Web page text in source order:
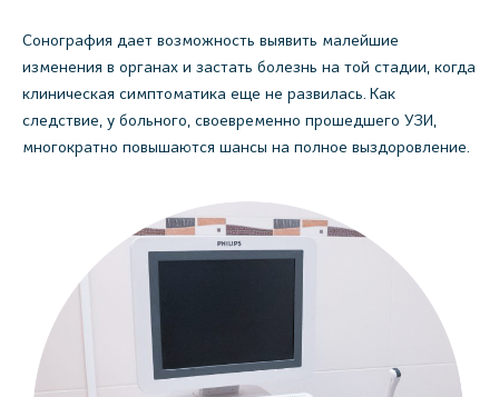
Сонография дает возможность выявить малейшие
изменения в органах и застать болезнь на той стадии, когда
клиническая симптоматика еще не развилась. Как
следствие, у больного, своевременно прошедшего УЗИ,
многократно повышаются шансы на полное выздоровление.